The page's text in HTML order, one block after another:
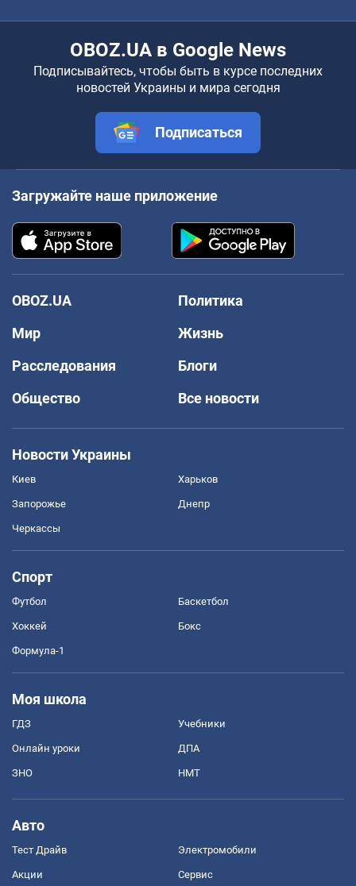
OBOZ.UA в Google News
Подписывайтесь, чтобы быть в курсе последних
новостей Украины и мира сегодня
Подписаться
Загружайте наше приложение
OBOZ.UA
Политика
Мир
Жизнь
Расследования
Блоги
Общество
Все новости
Новости Украины
Киев Харьков
Запорожье Днепр
Черкассы
Спорт
Футбол Баскетбол
Хоккей Бокс
Формула-1
Моя школа
ГДЗ Учебники
Онлайн уроки ДПА
ЗНО НМТ
Авто
Тест Драйв Электромобили
Акции Сервис